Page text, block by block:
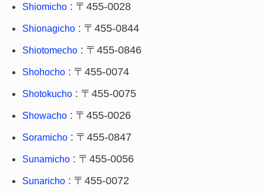
Shiomicho : 〒455-0028
Shionagicho : 〒455-0844
Shiotomecho : 〒455-0846
Shohocho : 〒455-0074
Shotokucho : 〒455-0075
Showacho : 〒455-0026
Soramicho : 〒455-0847
Sunamicho : 〒455-0056
Sunaricho : 〒455-0072